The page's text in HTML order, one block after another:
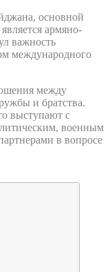
основной
армяно-
важность
международного
между
и братства.
выступают с
военным
в вопросе